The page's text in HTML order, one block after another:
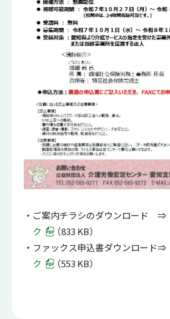
ご案内チラシのダウンロード ⇒
ク
（833 KB）
ファックス申込書ダウンロード⇒
ク
（553 KB）